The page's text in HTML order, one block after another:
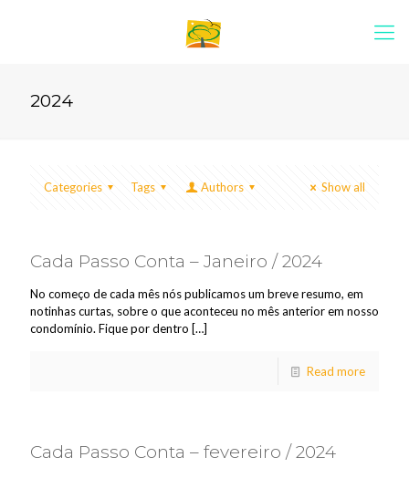
2024
Categories Tags Authors Show all
Cada Passo Conta – Janeiro / 2024
No começo de cada mês nós publicamos um breve resumo, em
notinhas curtas, sobre o que aconteceu no mês anterior em nosso
condomínio. Fique por dentro […]
Read more
Cada Passo Conta – fevereiro / 2024